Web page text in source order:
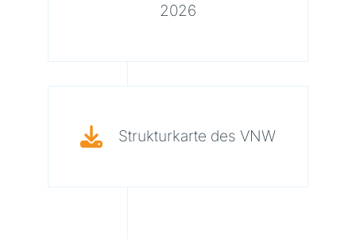
2026
Strukturkarte des VNW